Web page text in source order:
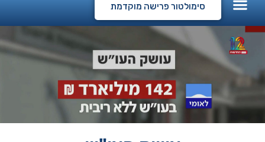
סימולטור פרישה מוקדמת